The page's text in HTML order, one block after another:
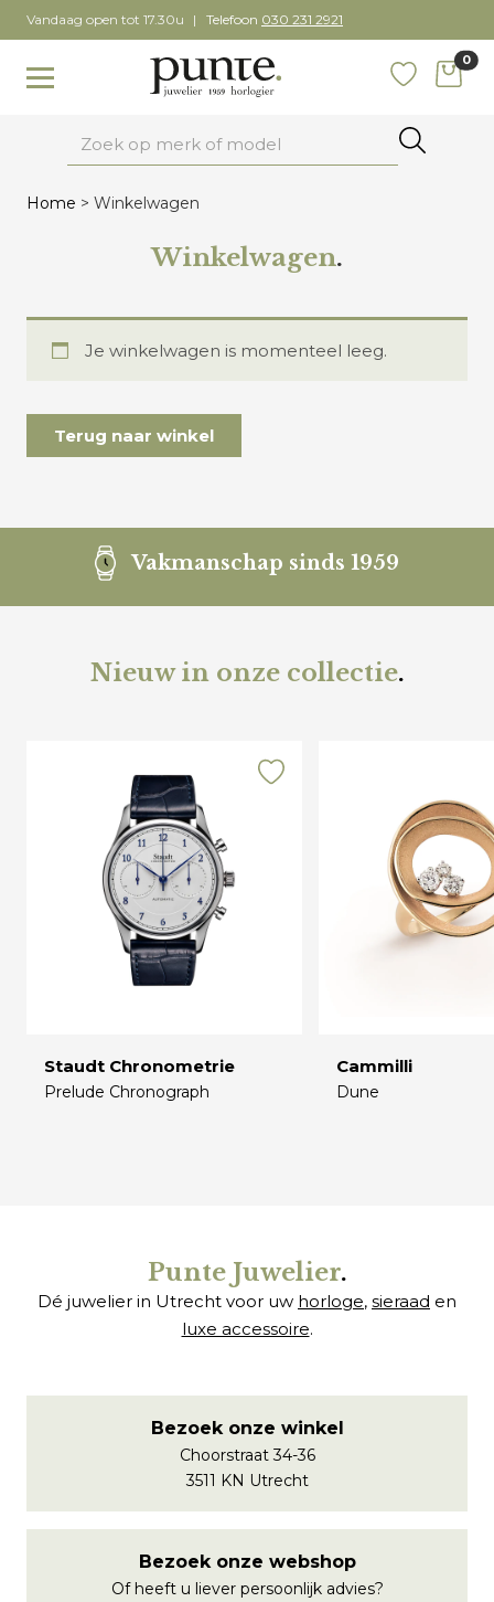
Skip
to
content
Vandaag open tot 17.30u Telefoon 030 231 2921
Toggle navigation
0
Home > Winkelwagen
Winkelwagen.
Je winkelwagen is momenteel leeg.
Terug naar winkel
Vakmanschap sinds 1959
Nieuw in onze collectie.
Staudt Chronometrie
Prelude Chronograph
Cammilli
Dune
Punte Juwelier.
Dé juwelier in Utrecht voor uw horloge, sieraad en
luxe accessoire.
Bezoek onze winkel
Choorstraat 34-36
3511 KN Utrecht
Bezoek onze webshop
Of heeft u liever persoonlijk advies?